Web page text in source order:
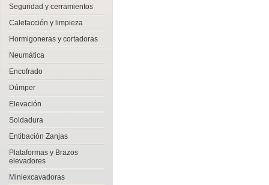
Seguridad y cerramientos
Calefacción y limpieza
Hormigoneras y cortadoras
Neumática
Encofrado
Dúmper
Elevación
Soldadura
Entibación Zanjas
Plataformas y Brazos
elevadores
Miniexcavadoras